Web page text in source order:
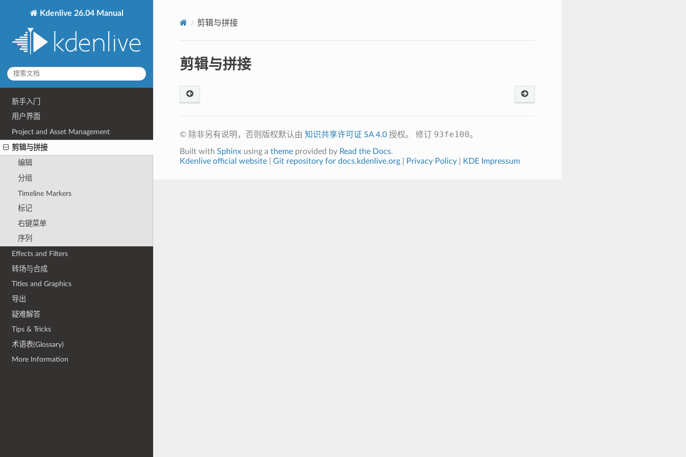
Kdenlive 26.04 Manual
新手入门
用户界面
Project and Asset Management
剪辑与拼接
编辑
分组
Timeline Markers
标记
右键菜单
序列
Effects and Filters
转场与合成
Titles and Graphics
导出
疑难解答
Tips & Tricks
术语表(Glossary)
More Information
剪辑与拼接
剪辑与拼接
© 除非另有说明，否则版权默认由 知识共享许可证 SA 4.0授权。 修订 93fe100。
Built with Sphinxusing a themeprovided by Read the Docs.
Kdenlive official website| Git repository for docs.kdenlive.org Privacy Policy| KDE Impressum